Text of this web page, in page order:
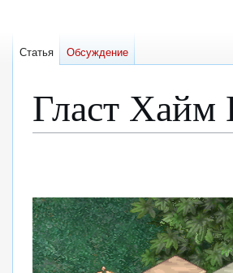
Гласт
Статья Обсуждение